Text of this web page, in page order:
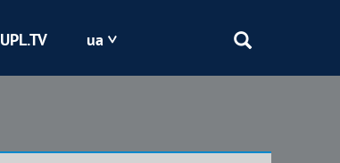
Кривбас
UPL.TV ua